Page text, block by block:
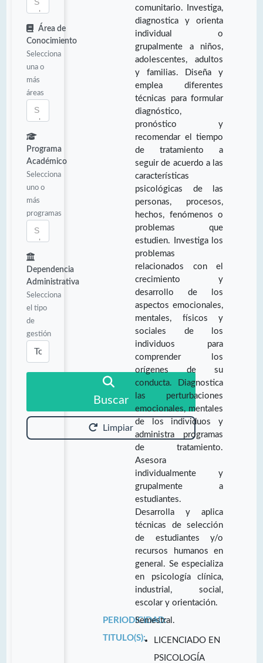
Área de
Conocimiento
Selecciona
una o
más
áreas
Programa
Académico
Selecciona
uno o
más
programas
Dependencia
Administrativa
Selecciona
el tipo
de
gestión
Buscar
Limpiar
comunitario. Investiga,
diagnostica y orienta
individual o
grupalmente a niños,
adolescentes, adultos
y familias. Diseña y
emplea diferentes
técnicas para formular
diagnóstico,
pronóstico y
recomendar el tiempo
de tratamiento a
seguir de acuerdo a las
características
psicológicas de las
personas, procesos,
hechos, fenómenos o
problemas que
estudien. Investiga los
problemas
relacionados con el
crecimiento y
desarrollo de los
aspectos emocionales,
mentales, físicos y
sociales de los
individuos para
comprender los
orígenes de su
conducta. Diagnostica
las perturbaciones
emocionales, mentales
de los individuos y
administra programas
de tratamiento.
Asesora
individualmente y
grupalmente a
estudiantes.
Desarrolla y aplica
técnicas de selección
de estudiantes y/o
recursos humanos en
general. Se especializa
en psicología clínica,
industrial, social,
escolar y orientación.
PERIODICIDAD:
Semestral.
TITULO(S):
LICENCIADO EN
PSICOLOGÍA